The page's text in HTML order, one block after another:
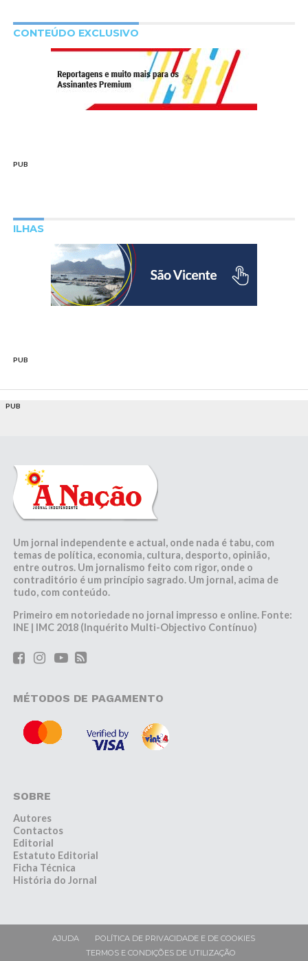
CONTEÚDO EXCLUSIVO
PUB
ILHAS
PUB
PUB
Um jornal independente e actual, onde nada é tabu, com
temas de política, economia, cultura, desporto, opinião,
entre outros. Um jornalismo feito com rigor, onde o
contraditório é um princípio sagrado. Um jornal, acima de
tudo, com conteúdo.
Primeiro em notoriedade no jornal impresso e online. Fonte:
INE | IMC 2018 (Inquérito Multi-Objectivo Contínuo)
MÉTODOS DE PAGAMENTO
SOBRE
Autores
Contactos
Editorial
Estatuto Editorial
Ficha Técnica
História do Jornal
AJUDA
POLÍTICA DE PRIVACIDADE E DE COOKIES
TERMOS E CONDIÇÕES DE UTILIZAÇÃO